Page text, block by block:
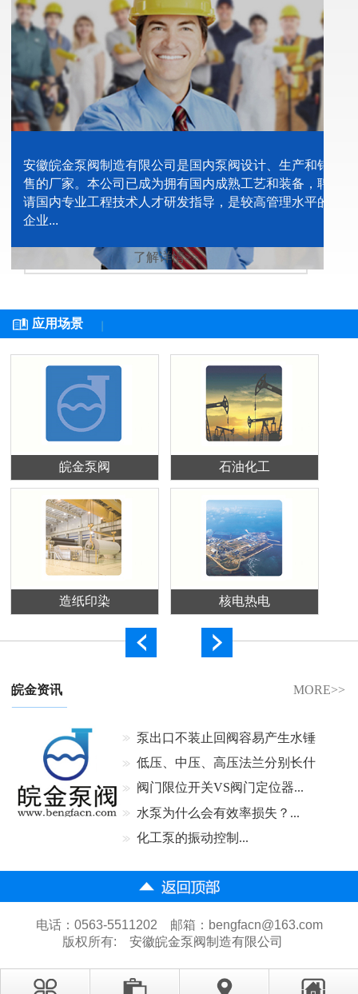
安徽皖金泵阀制造有限公司是国内泵阀设计、生产和销
售的厂家。本公司已成为拥有国内成熟工艺和装备，聘
请国内专业工程技术人才研发指导，是较高管理水平的
企业...
了解详情>>
应用场景
皖金泵阀 石油化工
造纸印染 核电热电
MORE>>
皖金资讯
泵出口不装止回阀容易产生水锤
吗...低压、中压、高压法兰分别长什
么样...
阀门限位开关VS阀门定位器...
水泵为什么会有效率损失？...
化工泵的振动控制...
电话：0563-5511202 邮箱：bengfacn@163.com
版权所有:
安徽皖金泵阀制造有限公司